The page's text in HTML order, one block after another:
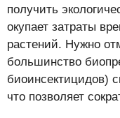
получить
окупает затраты
растений. Нужно
большинство
биоинсектицидов)
что позволяет